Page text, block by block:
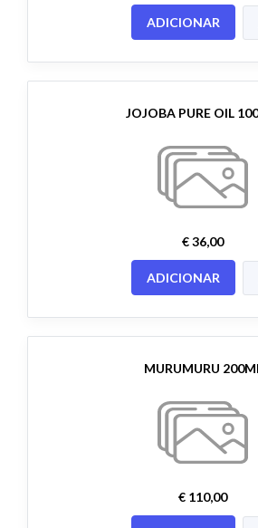
ADICIONAR
JOJOBA PURE OIL
€ 36,00
ADICIONAR
MURUMURU
€ 110,00